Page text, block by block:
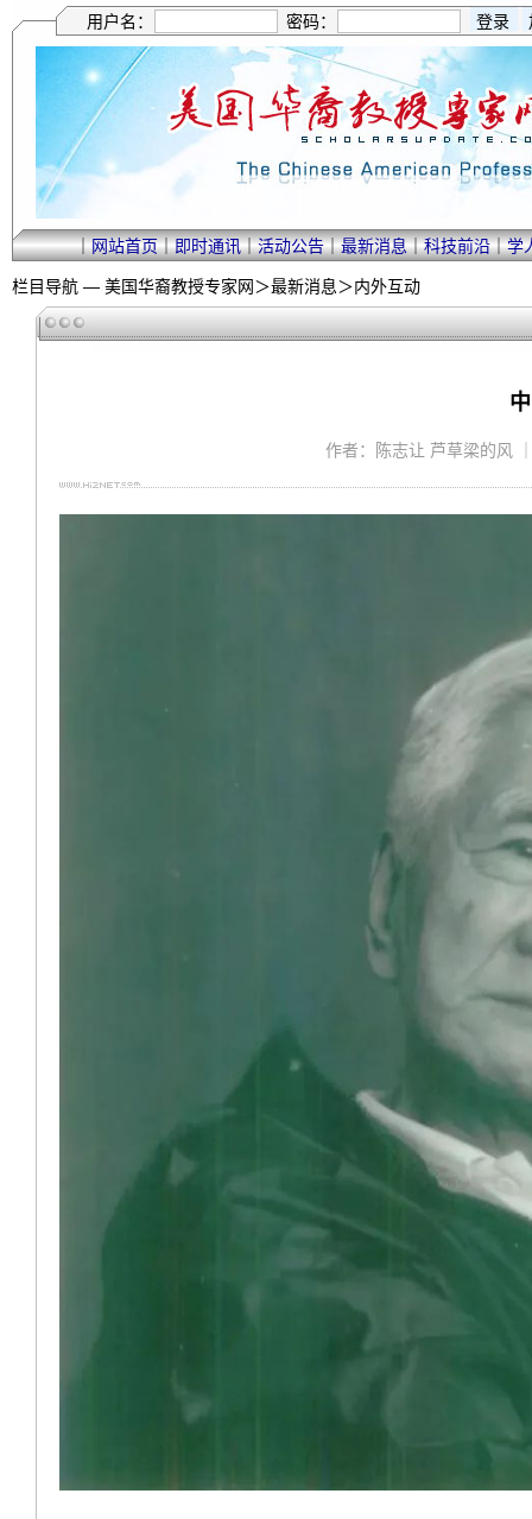
用户名： 密码：
｜网站首页｜即时通讯｜活动公告｜最新消息｜科技前沿｜学
栏目导航 — 美国华裔教授专家网＞最新消息＞内外互动
作者：陈志让 芦草梁的风